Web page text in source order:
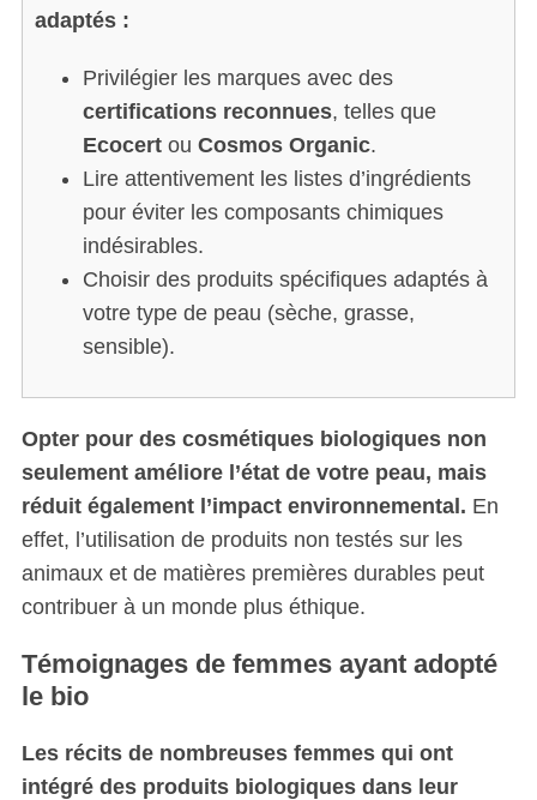
adaptés :
Privilégier les marques avec des
certifications reconnues, telles que
Ecocertou Cosmos Organic.
Lire attentivement les listes d’ingrédients
pour éviter les composants chimiques
indésirables.
Choisir des produits spécifiques adaptés à
votre type de peau (sèche, grasse,
sensible).
Opter pour des cosmétiques biologiques non
seulement améliore l’état de votre peau, mais
réduit également l’impact environnemental. En
effet, l’utilisation de produits non testés sur les
animaux et de matières premières durables peut
contribuer à un monde plus éthique.
Témoignages de femmes ayant adopté
le bio
Les récits de nombreuses femmes qui ont
intégré des produits biologiques dans leur